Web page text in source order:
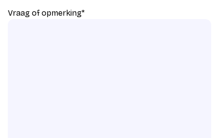
Vraag of opmerking*